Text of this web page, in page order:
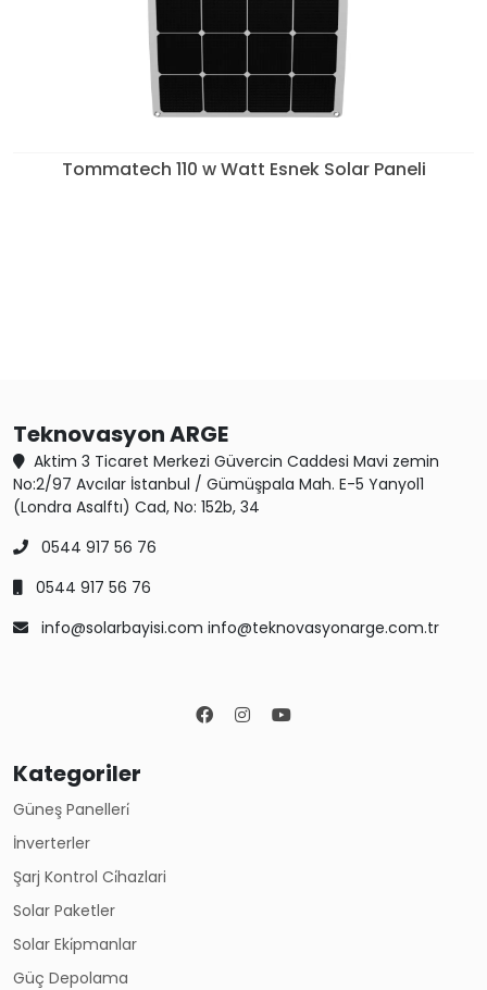
Tommatech 110 w Watt Esnek Solar Paneli
Teknovasyon ARGE
Aktim 3 Ticaret Merkezi Güvercin Caddesi Mavi zemin
No:2/97 Avcılar İstanbul / Gümüşpala Mah. E-5 Yanyol1
(Londra Asalftı) Cad, No: 152b, 34
0544 917 56 76
0544 917 56 76
info@solarbayisi.com info@teknovasyonarge.com.tr
Kategoriler
Güneş Panelleri̇
İnverterler
Şarj Kontrol Ci̇hazlari
Solar Paketler
Solar Eki̇pmanlar
Güç Depolama